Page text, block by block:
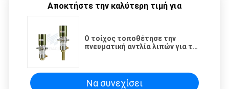
Αποκτήστε την καλύτερη τιμή για
Ο τοίχος τοποθέτησε την
πνευματική αντλία λιπών για το
Να συνεχίσει